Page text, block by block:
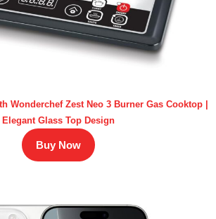
Wonderchef Zest Neo 3 Burner Gas Cooktop |
Elegant Glass Top Design
Buy Now